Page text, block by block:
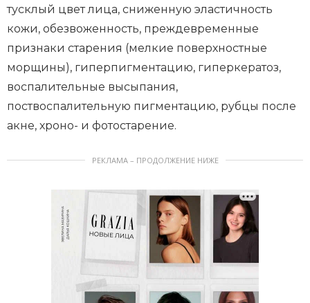
тусклый цвет лица, сниженную эластичность
кожи, обезвоженность, преждевременные
признаки старения (мелкие поверхностные
морщины), гиперпигментацию, гиперкератоз,
воспалительные высыпания,
поствоспалительную пигментацию, рубцы после
акне, хроно- и фотостарение.
РЕКЛАМА – ПРОДОЛЖЕНИЕ НИЖЕ